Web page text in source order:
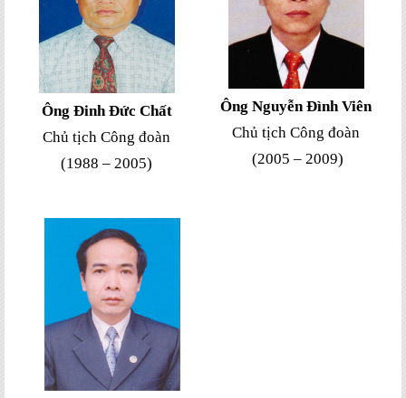
Ông Đinh Đức Chất
Chủ tịch Công đoàn
(1988 – 2005)
Ông Nguyễn Đình Viên
Chủ tịch Công đoàn
(2005 – 2009)